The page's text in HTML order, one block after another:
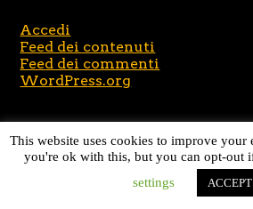
Accedi
Feed dei contenuti
Feed dei commenti
WordPress.org
Copyright © 2026 Massimo
Reserved.Journal Lite by
This website uses cookies to improve your
you're ok with this, but you can opt-out
settings
ACCEPT